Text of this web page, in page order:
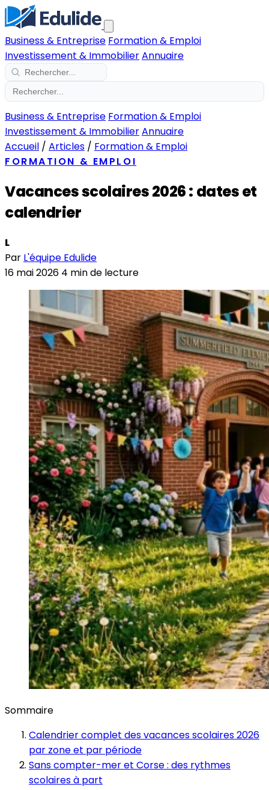
Business & Entreprise Formation & Emploi
Investissement & ImmobilierAnnuaire
Business & Entreprise Formation & Emploi
Investissement & ImmobilierAnnuaire
Accueil / Articles / Formation & Emploi
FORMATION & EMPLOI
Vacances scolaires 2026 : dates et
calendrier
L
Par L'équipe Edulide
16 mai 2026 4 min de lecture
Sommaire
Calendrier complet des vacances scolaires 2026
par zone et par période
Sans compter-mer et Corse : des rythmes
scolaires à part